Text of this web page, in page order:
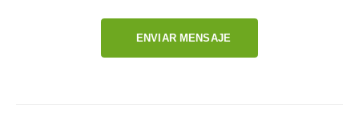
ENVIAR MENSAJE